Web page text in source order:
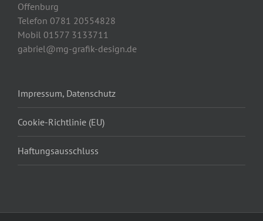
Offenburg
Telefon 0781 20554828
Mobil 01577 3133711
gabriel@mg-grafik-design.de
Impressum, Datenschutz
Cookie-Richtlinie (EU)
Haftungsausschluss